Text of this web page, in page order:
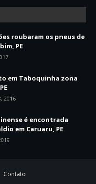
roubaram os pneus de
PE
em Taboquinha zona
2016
é encontrada
em Caruaru, PE
Contato